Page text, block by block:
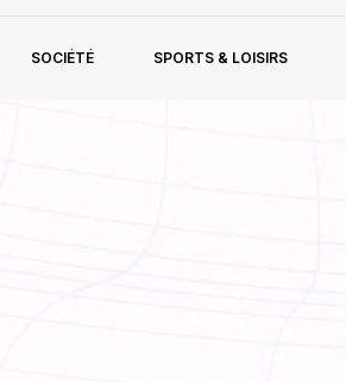
SOCIÉTÉ SPORTS & LOISIRS